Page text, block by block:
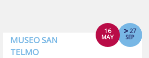
16
MAY
27
SEP
MUSEO SAN
TELMO